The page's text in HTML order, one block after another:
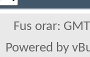
Fus orar:
Powered by